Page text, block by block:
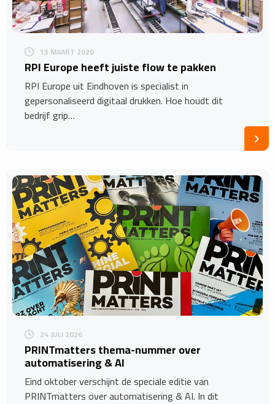
13 MAART 2020
RPI Europe heeft juiste flow te pakken
RPI Europe uit Eindhoven is specialist in
gepersonaliseerd digitaal drukken. Hoe houdt dit
bedrijf grip…
24 JULI 2026
​PRINTmatters thema-nummer over
automatisering & AI
Eind oktober verschijnt de speciale editie van
PRINTmatters over automatisering & AI. In dit